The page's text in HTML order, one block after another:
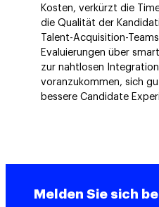
Kosten, verkürzt die
die Qualität der
Talent-Acquisition-
Evaluierungen über
zur nahtlosen
voranzukommen, sich
bessere Candidate
Melden Sie sich